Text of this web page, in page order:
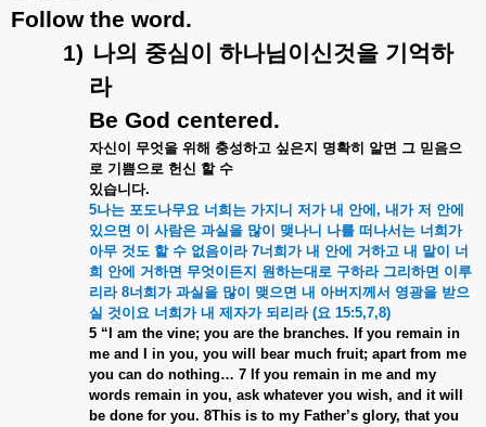
Follow the word.
1) 나의 중심이 하나님이신것을 기억하
라
Be God centered.
자신이 무엇을 위해 충성하고 싶은지 명확히 알면 그 믿음으
로 기쁨으로 헌신 할 수
있습니다.
5나는 포도나무요 너희는 가지니 저가 내 안에 , 내가 저 안에
있으면 이 사람은 과실을 많이 맺나니 나를 떠나서는 너희가
아무 것도 할 수 없음이라7너희가 내 안에 거하고 내 말이
너
희 안에 거하면 무엇이든지 원하는대로 구하라 그리하면 이루
리라8너희가 과실을 많이 맺으면 내 아버지께서 영광을 받으
실 것이요 너희가 내 제자가 되리라(요 15:5,7,8)
5 “I am the vine; you are the branches. If you remain in
me and I in you, you will bear much fruit; apart from me
you can do nothing… 7 If you remain in me and my
words remain in you, ask whatever you wish, and it will
be done for you. 8This is to my Father’s glory, that you